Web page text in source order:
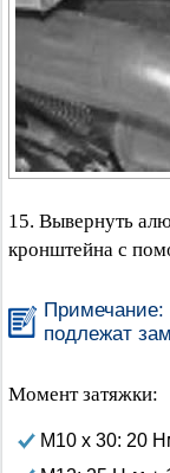
15. Вывернуть
кронштейна с
подлежат
Момент затяжки:
М10 х 30: 20